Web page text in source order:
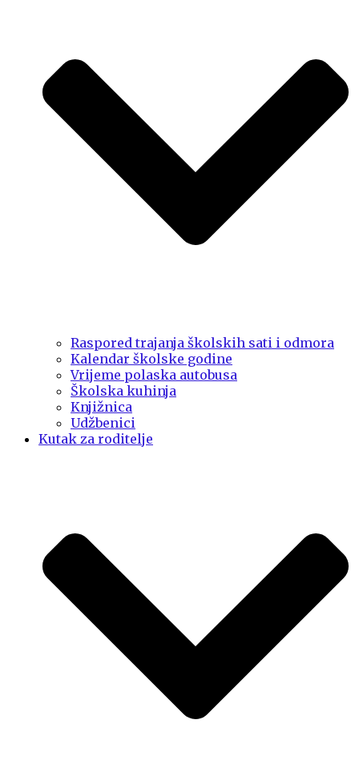
Raspored trajanja školskih sati i odmora
Kalendar školske godine
Vrijeme polaska autobusa
Školska kuhinja
Knjižnica
Udžbenici
Kutak za roditelje